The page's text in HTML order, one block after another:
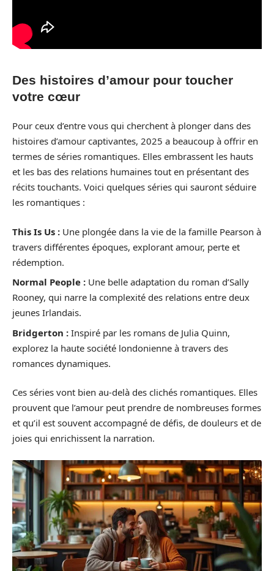
Des histoires d’amour pour toucher
votre cœur
Pour ceux d’entre vous qui cherchent à plonger dans des
histoires d’amour captivantes, 2025 a beaucoup à offrir en
termes de séries romantiques. Elles embrassent les hauts
et les bas des relations humaines tout en présentant des
récits touchants. Voici quelques séries qui sauront séduire
les romantiques :
This Is Us : Une plongée dans la vie de la famille Pearson à
travers différentes époques, explorant amour, perte et
rédemption.
Normal People : Une belle adaptation du roman d’Sally
Rooney, qui narre la complexité des relations entre deux
jeunes Irlandais.
Bridgerton : Inspiré par les romans de Julia Quinn,
explorez la haute société londonienne à travers des
romances dynamiques.
Ces séries vont bien au-delà des clichés romantiques. Elles
prouvent que l’amour peut prendre de nombreuses formes
et qu’il est souvent accompagné de défis, de douleurs et de
joies qui enrichissent la narration.